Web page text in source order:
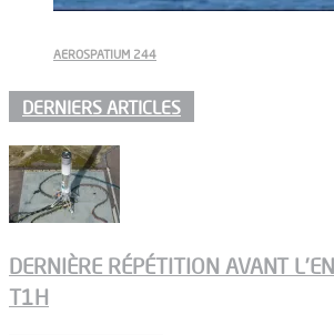
AEROSPATIUM 244
DERNIERS ARTICLES
DERNIÈRE RÉPÉTITION AVANT
T1H